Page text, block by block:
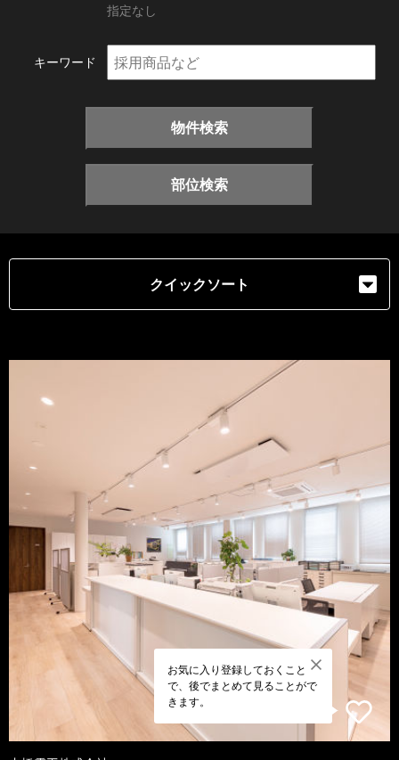
指定なし
キーワード
物件検索
部位検索
クイックソート
お気に入り登録しておくこと
で、後でまとめて見ることがで
きます。